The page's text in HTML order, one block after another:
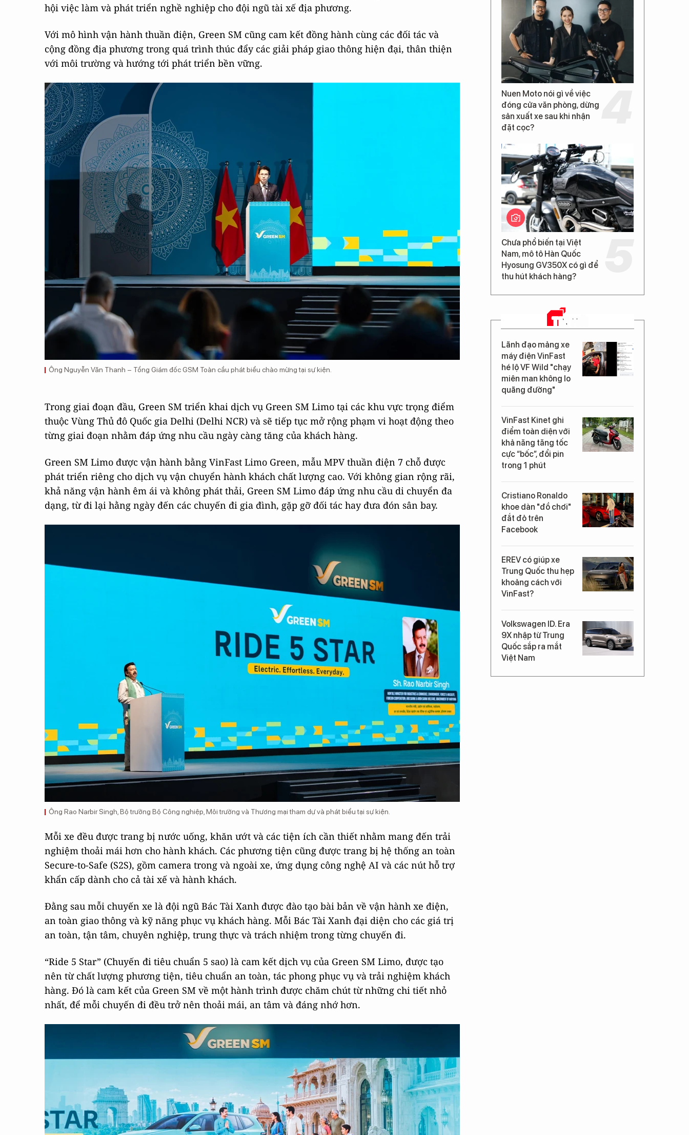
hội việc làm và phát triển nghề nghiệp cho đội ngũ tài xế địa phương.
Với mô hình vận hành thuần điện, Green SM cũng cam kết đồng hành cùng các đối tác và
cộng đồng địa phương trong quá trình thúc đẩy các giải pháp giao thông hiện đại, thân thiện
với môi trường và hướng tới phát triển bền vững.
Ông Nguyễn Văn Thanh – Tổng Giám đốc GSM Toàn cầu phát biểu chào mừng tại sự kiện.
Trong giai đoạn đầu, Green SM triển khai dịch vụ Green SM Limo tại các khu vực trọng điểm
thuộc Vùng Thủ đô Quốc gia Delhi (Delhi NCR) và sẽ tiếp tục mở rộng phạm vi hoạt động theo
từng giai đoạn nhằm đáp ứng nhu cầu ngày càng tăng của khách hàng.
Green SM Limo được vận hành bằng VinFast Limo Green, mẫu MPV thuần điện 7 chỗ được
phát triển riêng cho dịch vụ vận chuyển hành khách chất lượng cao. Với không gian rộng rãi,
khả năng vận hành êm ái và không phát thải, Green SM Limo đáp ứng nhu cầu di chuyển đa
dạng, từ đi lại hằng ngày đến các chuyến đi gia đình, gặp gỡ đối tác hay đưa đón sân bay.
Ông Rao Narbir Singh, Bộ trưởng Bộ Công nghiệp, Môi trường và Thương mại tham dự và phát biểu tại sự kiện.
Mỗi xe đều được trang bị nước uống, khăn ướt và các tiện ích cần thiết nhằm mang đến trải
nghiệm thoải mái hơn cho hành khách. Các phương tiện cũng được trang bị hệ thống an toàn
Secure-to-Safe (S2S), gồm camera trong và ngoài xe, ứng dụng công nghệ AI và các nút hỗ trợ
khẩn cấp dành cho cả tài xế và hành khách.
Đằng sau mỗi chuyến xe là đội ngũ Bác Tài Xanh được đào tạo bài bản về vận hành xe điện,
an toàn giao thông và kỹ năng phục vụ khách hàng. Mỗi Bác Tài Xanh đại diện cho các giá trị
an toàn, tận tâm, chuyên nghiệp, trung thực và trách nhiệm trong từng chuyến đi.
“Ride 5 Star” (Chuyến đi tiêu chuẩn 5 sao) là cam kết dịch vụ của Green SM Limo, được tạo
nên từ chất lượng phương tiện, tiêu chuẩn an toàn, tác phong phục vụ và trải nghiệm khách
hàng. Đó là cam kết của Green SM về một hành trình được chăm chút từ những chi tiết nhỏ
nhất, để mỗi chuyến đi đều trở nên thoải mái, an tâm và đáng nhớ hơn.
Nuen Moto nói gì về việc
đóng cửa văn phòng, dừng
sản xuất xe sau khi nhận
đặt cọc?
Chưa phổ biến tại Việt
Nam, mô tô Hàn Quốc
Hyosung GV350X có gì để
thu hút khách hàng?
TIN MỚI
Lãnh đạo mảng xe
máy điện VinFast
hé lộ VF Wild "chạy
miên man không lo
quãng đường"
VinFast Kinet ghi
điểm toàn diện với
khả năng tăng tốc
cực “bốc”, đổi pin
trong 1 phút
Cristiano Ronaldo
khoe dàn "đồ chơi"
đắt đỏ trên
Facebook
EREV có giúp xe
Trung Quốc thu hẹp
khoảng cách với
VinFast?
Volkswagen ID. Era
9X nhập từ Trung
Quốc sắp ra mắt
Việt Nam